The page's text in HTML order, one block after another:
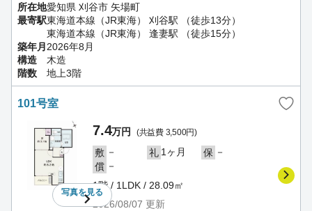
所在地愛知県 刈谷市 矢場町
最寄駅東海道本線（JR東海） 刈谷駅 （徒歩13分）
東海道本線（JR東海） 逢妻駅 （徒歩15分）
築年月 2026年8月
構造
木造
階数
地上3階
101号室
写真を見る
7.4万円 (共益費 3,500円)
敷 － 礼 1ヶ月 保 －
償 －
1階 / 1LDK / 28.09㎡
2026/08/07 更新